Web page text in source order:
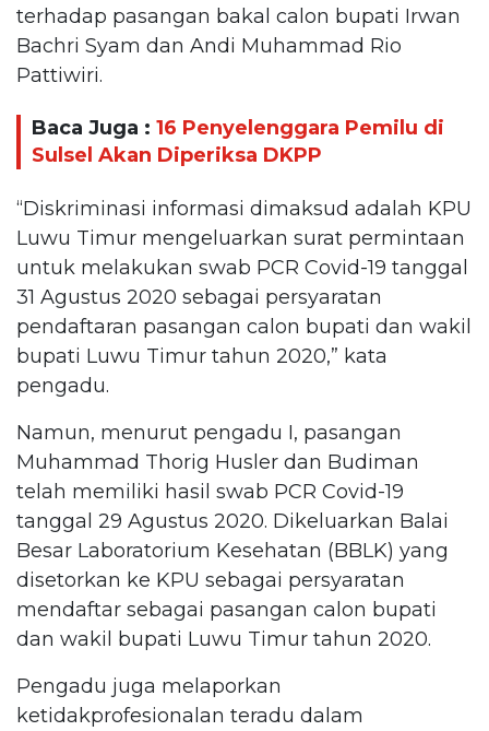
terhadap pasangan bakal calon bupati Irwan
Bachri Syam dan Andi Muhammad Rio
Pattiwiri.
Baca Juga : 16 Penyelenggara Pemilu di
Sulsel Akan Diperiksa DKPP
“Diskriminasi informasi dimaksud adalah KPU
Luwu Timur mengeluarkan surat permintaan
untuk melakukan swab PCR Covid-19 tanggal
31 Agustus 2020 sebagai persyaratan
pendaftaran pasangan calon bupati dan wakil
bupati Luwu Timur tahun 2020,” kata
pengadu.
Namun, menurut pengadu I, pasangan
Muhammad Thorig Husler dan Budiman
telah memiliki hasil swab PCR Covid-19
tanggal 29 Agustus 2020. Dikeluarkan Balai
Besar Laboratorium Kesehatan (BBLK) yang
disetorkan ke KPU sebagai persyaratan
mendaftar sebagai pasangan calon bupati
dan wakil bupati Luwu Timur tahun 2020.
Pengadu juga melaporkan
ketidakprofesionalan teradu dalam